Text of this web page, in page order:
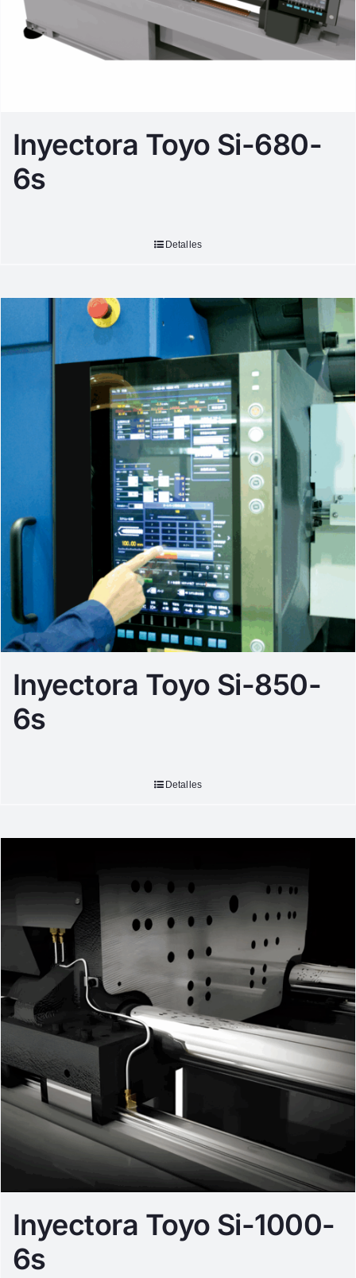
Inyectora Toyo Si-680-
6s
Detalles
Inyectora Toyo Si-850-
6s
Detalles
Inyectora Toyo Si-1000-
6s